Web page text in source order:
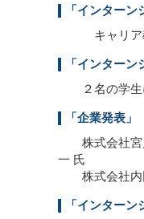
「インター
キャリア
「インター
２名の学生
「企業発表」
株式会社宮
一 氏
株式会社内
「インター